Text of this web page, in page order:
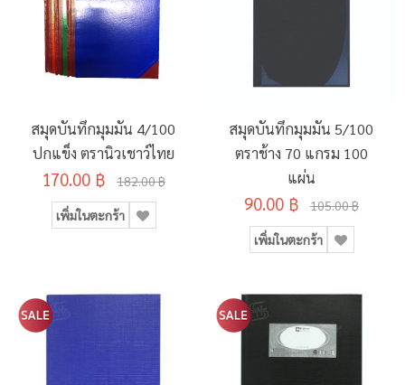
สมุดบันทึกมุมมัน 4/100
ปกแข็ง ตรานิวเชาว์ไทย
170.00 ฿ 182.00 ฿
เพิ่มในตะกร้า
สมุดบันทึกมุมมัน 5/100
ตราช้าง 70 แกรม 100
แผ่น
90.00 ฿ 105.00 ฿
เพิ่มในตะกร้า